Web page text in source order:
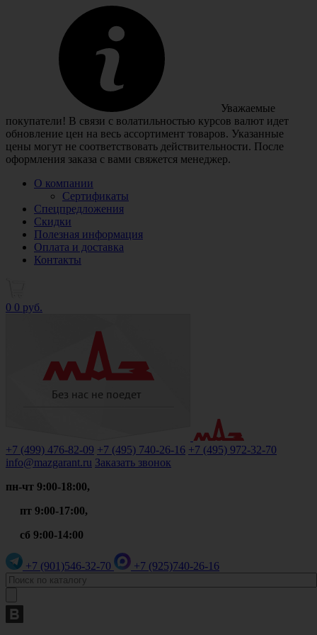
Уважаемые
покупатели! В связи с волатильностью курсов валют идет
обновление цен на весь ассортимент товаров. Указанные
цены могут не соответствовать действительности. После
оформления заказа с вами свяжется менеджер.
О компании
Сертификаты
Спецпредложения
Скидки
Полезная информация
Оплата и доставка
Контакты
0 0 руб.
+7 (499) 476-82-09 +7 (495) 740-26-16 +7 (495) 972-32-70
info@mazgarant.ru Заказать звонок
пн-чт 9:00-18:00,
пт 9:00-17:00,
сб 9:00-14:00
+7 (901)546-32-70 +7 (925)740-26-16